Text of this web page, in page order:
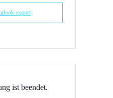
export
ist beendet.